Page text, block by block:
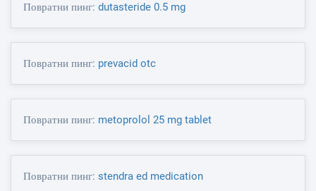
Повратни пинг: dutasteride 0.5 mg
Повратни пинг: prevacid otc
Повратни пинг: metoprolol 25 mg tablet
Повратни пинг: stendra ed medication